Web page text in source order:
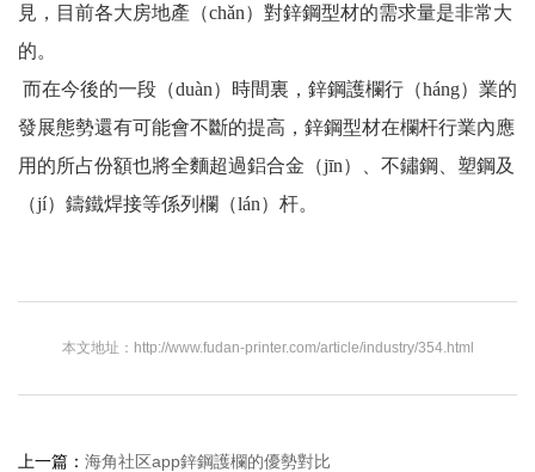
見，目前各大房地產（chǎn）對鋅鋼型材的需求量是非常大
的。
而在今後的一段（duàn）時間裏，鋅鋼護欄行（háng）業的
發展態勢還有可能會不斷的提高，鋅鋼型材在欄杆行業內應
用的所占份額也將全麵超過鋁合金（jīn）、不鏽鋼、塑鋼及
（jí）鑄鐵焊接等係列欄（lán）杆。
本文地址：http://www.fudan-printer.com/article/industry/354.html
上一篇： 海角社区app鋅鋼護欄的優勢對比